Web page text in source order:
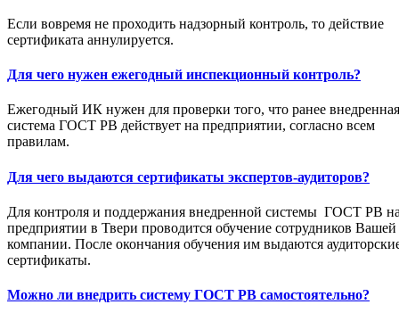
Если вовремя не проходить надзорный контроль, то действие
сертификата аннулируется.
Для чего нужен ежегодный инспекционный контроль?
Ежегодный ИК нужен для проверки того, что ранее внедренная
система ГОСТ РВ действует на предприятии, согласно всем
правилам.
Для чего выдаются сертификаты экспертов-аудиторов?
Для контроля и поддержания внедренной системы ГОСТ РВ
предприятии в Твери проводится обучение сотрудников Вашей
компании. После окончания обучения им выдаются
сертификаты.
Можно ли внедрить систему ГОСТ РВ самостоятельно?